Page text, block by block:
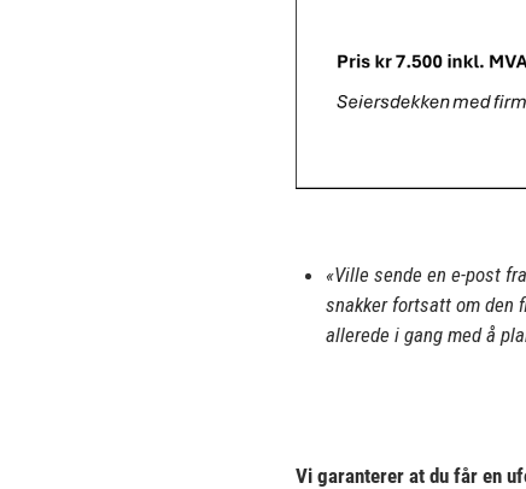
«Ville sende en e-post
snakker fortsatt om den
allerede i gang med å
Vi garanterer at du får en